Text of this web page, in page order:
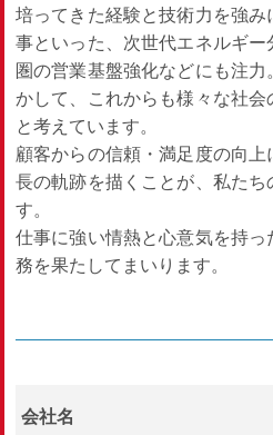
培ってきた経験と技術力を強
事といった、次世代エネルギ
圏の営業基盤強化などにも注
かして、これからも様々な社
と考えています。
顧客からの信頼・満足度の向
長の軌跡を描くことが、私た
す。
仕事に強い情熱と心意気を持
務を果たしてまいります。
会社名